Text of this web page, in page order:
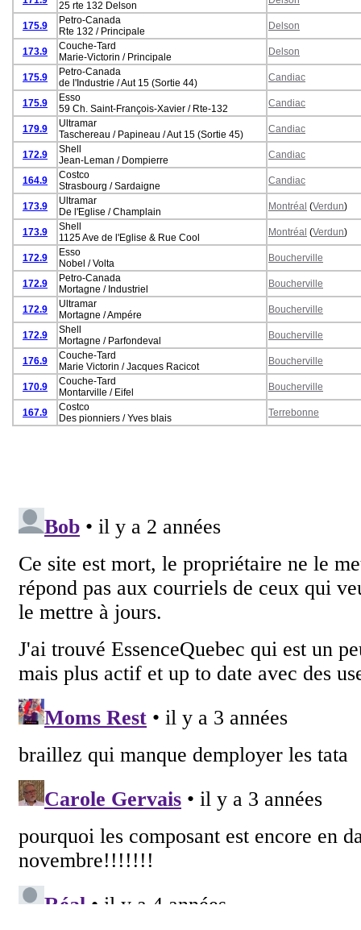
25 rte 132 Delson
175.9
Petro-Canada
Rte 132 / Principale
Delson
173.9
Couche-Tard
Marie-Victorin / Principale
Delson
175.9
Petro-Canada
de l'Industrie / Aut 15 (Sortie 44)
Candiac
175.9
Esso
59 Ch. Saint-François-Xavier / Rte-132
Candiac
179.9
Ultramar
Taschereau / Papineau / Aut 15 (Sortie 45)
Candiac
172.9
Shell
Jean-Leman / Dompierre
Candiac
164.9
Costco
Strasbourg / Sardaigne
Candiac
173.9
Ultramar
De l'Eglise / Champlain
Montréal (Verdun)
173.9
Shell
1125 Ave de l'Eglise & Rue Cool
Montréal (Verdun)
172.9
Esso
Nobel / Volta
Boucherville
172.9
Petro-Canada
Mortagne / Industriel
Boucherville
172.9
Ultramar
Mortagne / Ampére
Boucherville
172.9
Shell
Mortagne / Parfondeval
Boucherville
176.9
Couche-Tard
Marie Victorin / Jacques Racicot
Boucherville
170.9
Couche-Tard
Montarville / Eifel
Boucherville
167.9
Costco
Des pionniers / Yves blais
Terrebonne